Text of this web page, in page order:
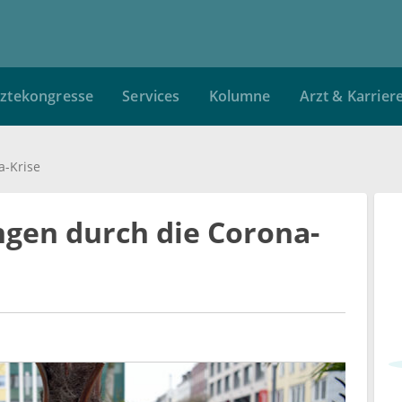
Services Kolumne Arzt &
Krise
durch die Corona-